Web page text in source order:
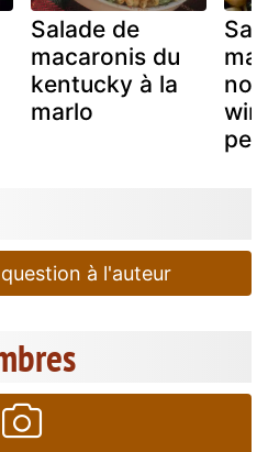
Salade de
macaronis du
kentucky à la
marlo
à l'auteur